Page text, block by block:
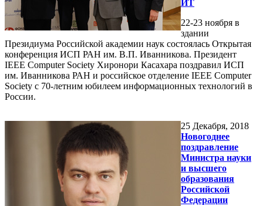
ИТ
22-23 ноября в
здании
Президиума Российской академии наук состоялась Открытая
конференция ИСП РАН им. В.П. Иванникова. Президент
IEEE Computer Society Хиронори Касахара поздравил ИСП
им. Иванникова РАН и российское отделение IEEE Computer
Society с 70-летним юбилеем информационных технологий в
России.
25 Декабря, 2018
Новогоднее
поздравление
Министра науки
и высшего
образования
Российской
Федерации